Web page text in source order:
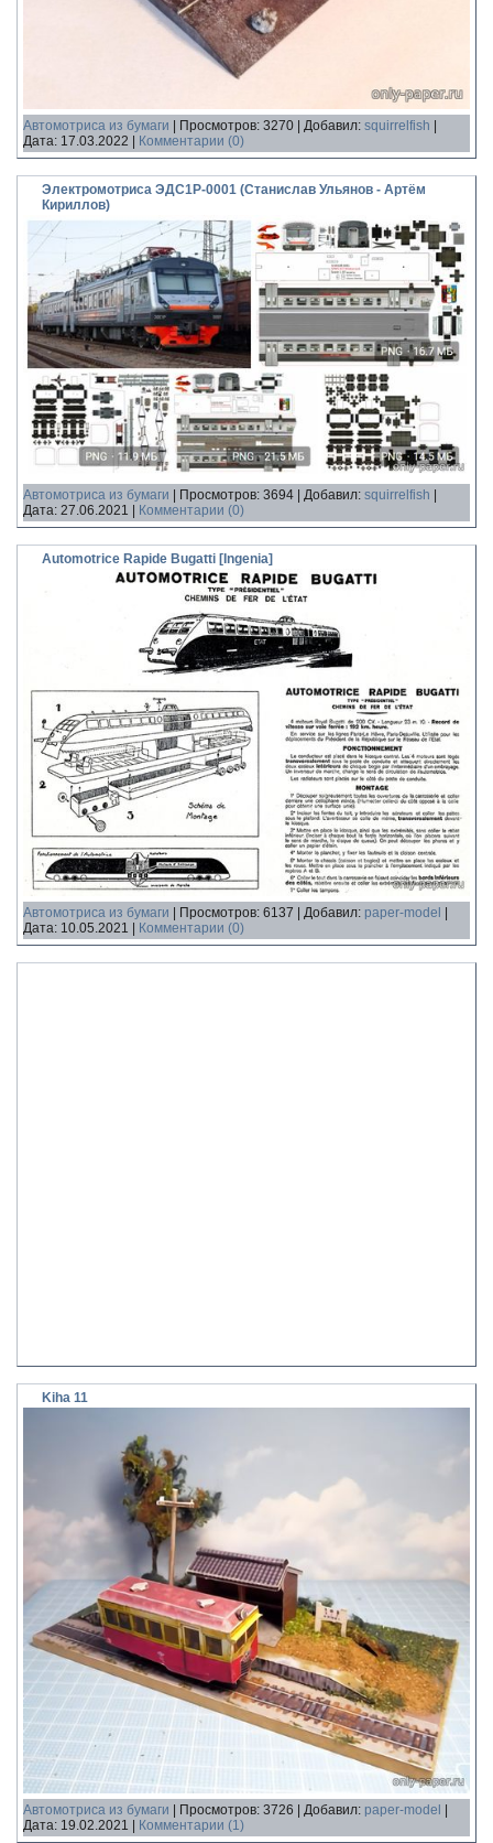
Автомотриса из бумаги Просмотров: 3270 Добавил: squirrelfish
Дата: 17.03.2022 Комментарии (0)
Электромотриса ЭДС1Р-0001 (Станислав Ульянов - Артём
Кириллов)
Автомотриса из бумаги Просмотров: 3694 Добавил: squirrelfish
Дата: 27.06.2021 Комментарии (0)
Automotrice Rapide Bugatti [Ingenia]
Автомотриса из бумаги Просмотров: 6137 Добавил: paper-model
Дата: 10.05.2021 Комментарии (0)
Kiha 11
Автомотриса из бумаги Просмотров: 3726 Добавил: paper-model
Дата: 19.02.2021 Комментарии (1)